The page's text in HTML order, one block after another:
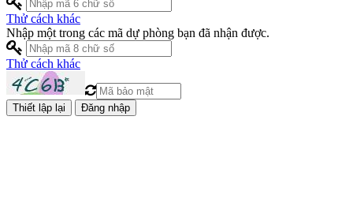
Thử cách khác
Nhập một trong các mã dự phòng bạn đã nhận được.
Thử cách khác
Đăng nhập